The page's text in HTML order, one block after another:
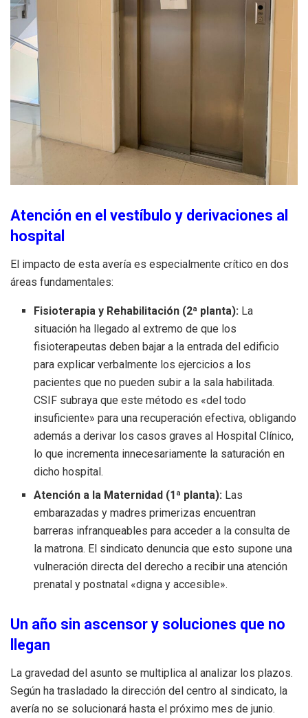
Atención en el vestíbulo y derivaciones al
hospital
El impacto de esta avería es especialmente crítico en dos
áreas fundamentales:
Fisioterapia y Rehabilitación (2ª planta): La
situación ha llegado al extremo de que los
fisioterapeutas deben bajar a la entrada del edificio
para explicar verbalmente los ejercicios a los
pacientes que no pueden subir a la sala habilitada.
CSIF subraya que este método es «del todo
insuficiente» para una recuperación efectiva, obligando
además a derivar los casos graves al Hospital Clínico,
lo que incrementa innecesariamente la saturación en
dicho hospital.
Atención a la Maternidad (1ª planta): Las
embarazadas y madres primerizas encuentran
barreras infranqueables para acceder a la consulta de
la matrona. El sindicato denuncia que esto supone una
vulneración directa del derecho a recibir una atención
prenatal y postnatal «digna y accesible».
Un año sin ascensor y soluciones que no
llegan
La gravedad del asunto se multiplica al analizar los plazos.
Según ha trasladado la dirección del centro al sindicato, la
avería no se solucionará hasta el próximo mes de junio.